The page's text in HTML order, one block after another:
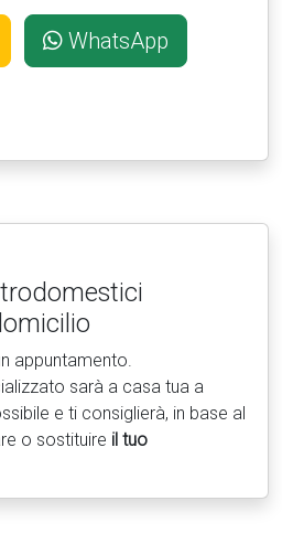
WhatsApp
appuntamento.
sarà a casa tua a
e ti consiglierà, in base al
o sostituire il tuo